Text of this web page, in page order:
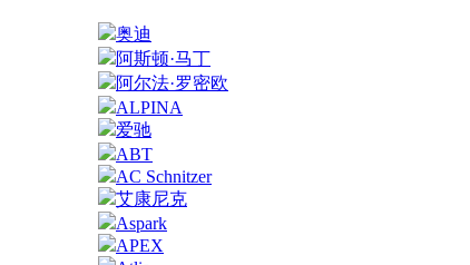
奥迪
阿斯顿·马丁
阿尔法·罗密欧
ALPINA
爱驰
ABT
AC Schnitzer
艾康尼克
Aspark
APEX